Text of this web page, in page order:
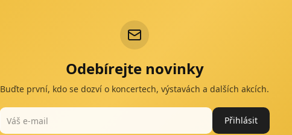
Odebírejte novinky
Buďte první, kdo se dozví o koncertech, výstavách a dalších akcích.
Přihlásit